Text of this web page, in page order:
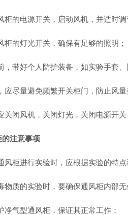
柜的电源开关，启动风机，并适时
柜的灯光开关，确保有足够的照明；
，带好个人防护装备，如实验手套
应尽量避免频繁开关柜门，防止风
关闭风机，关闭灯光，关闭电源开
注意事项
风柜进行实验时，应根据实验的特
物质的实验时，要确保通风柜内部
净气型通风柜，保证其正常工作；